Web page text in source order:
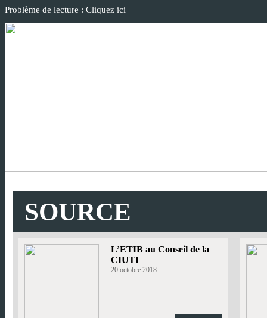
Problème de lecture : Cliquez ici
SOURCE
L’ETIB au Conseil de la
CIUTI
20 octobre 2018